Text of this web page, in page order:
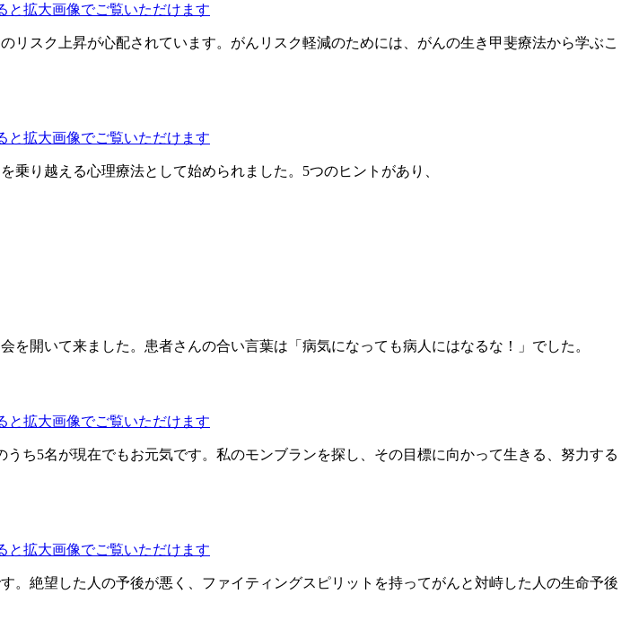
スク上昇が心配されています。がんリスク軽減のためには、がんの生き甲斐療法から学ぶこ
り越える心理療法として始められました。5つのヒントがあり、
開いて来ました。患者さんの合い言葉は「病気になっても病人にはなるな！」でした。
ち5名が現在でもお元気です。私のモンブランを探し、その目標に向かって生きる、努力する
。絶望した人の予後が悪く、ファイティングスピリットを持ってがんと対峙した人の生命予後